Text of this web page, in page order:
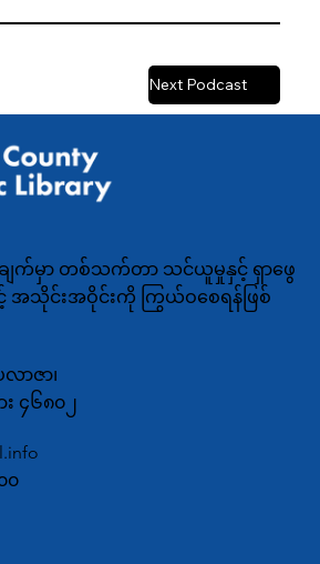
Next Podcast
ျက်မှာ တစ်သက်တာ သင်ယူမှုနှင့် ရှာဖွေ
အသိုင်းအဝိုင်းကို ကြွယ်ဝစေရန်ဖြစ်
ာဇာ၊
း ၄၆၈၀၂
၀